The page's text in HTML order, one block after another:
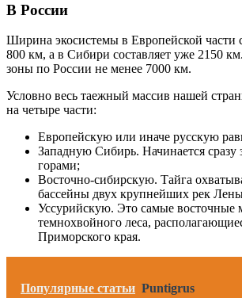
В России
Ширина экосистемы в Европейской части
800 км, а в Сибири составляет уже 2150
зоны по России не менее 7000 км.
Условно весь таежный массив нашей
на четыре части:
Европейскую или иначе русскую
Западную Сибирь. Начинается сразу
горами;
Восточно-сибирскую. Тайга
бассейны двух крупнейших рек
Уссурийскую. Это самые восточные
темнохвойного леса,
Приморского края.
Популярные статьи Puntigrus